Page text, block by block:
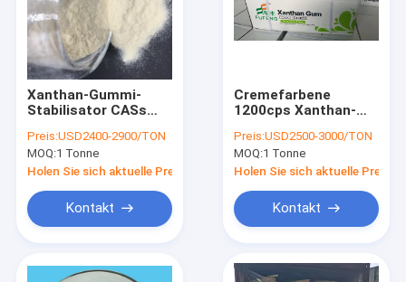
Xanthan-Gummi-
Stabilisator CASs
natürlicher Gummi
des Xanthan-80mesh
Preis:USD2400-2900/TON
MOQ:1 Tonne
Holen Sie sich aktuelle Preis
Kontakt
Cremefarbene
1200cps Xanthan-
Stabilisator-
200mesh
Preis:USD2500-3000/TON
MOQ:1 Tonne
Holen Sie sich aktuelle Preis
Kontakt